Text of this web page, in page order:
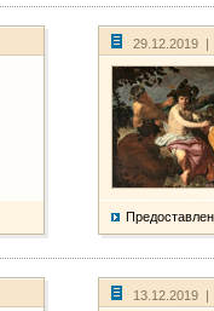
29.12.2019 |
13.12.2019